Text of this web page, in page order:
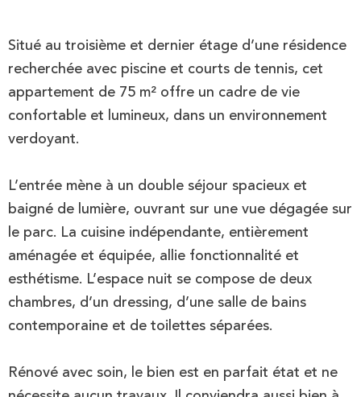
Situé au troisième et dernier étage d’une résidence
recherchée avec piscine et courts de tennis, cet
appartement de 75 m² offre un cadre de vie
confortable et lumineux, dans un environnement
verdoyant.
L’entrée mène à un double séjour spacieux et
baigné de lumière, ouvrant sur une vue dégagée sur
le parc. La cuisine indépendante, entièrement
aménagée et équipée, allie fonctionnalité et
esthétisme. L’espace nuit se compose de deux
chambres, d’un dressing, d’une salle de bains
contemporaine et de toilettes séparées.
Rénové avec soin, le bien est en parfait état et ne